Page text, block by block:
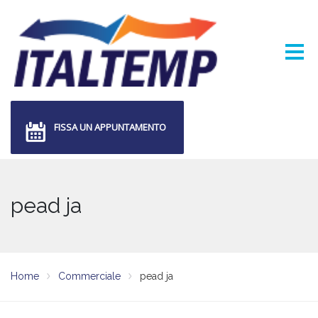
FISSA UN APPUNTAMENTO
pead ja
Home Commerciale pead ja